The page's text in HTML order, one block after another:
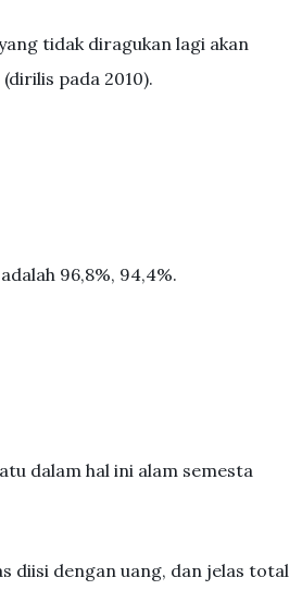
tidak diragukan lagi akan
pada 2010).
96,8%, 94,4%.
dalam hal ini alam semesta
diisi dengan uang, dan jelas total